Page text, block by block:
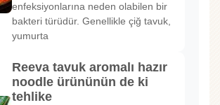
enfeksiyonlarına neden olabilen bir
bakteri türüdür. Genellikle çiğ tavuk,
yumurta
Reeva tavuk aromalı hazır
noodle ürününün de ki
tehlike